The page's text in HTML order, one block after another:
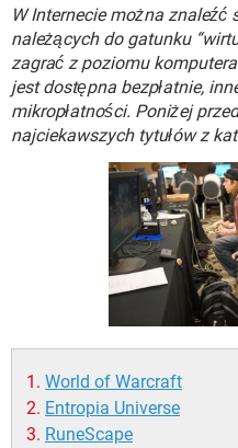
WINDOWS 10
INSTAGRAM
WINDOWS 10
GRY
SPOTIFY
INSTAGRAM
WINDOWS 10
COVID-19
GRY
SPOTIFY
INSTAGRAM
W Internecie można znaleźć
należących do gatunku
zagrać z poziomu
jest dostępna bezpłatnie,
mikropłatności. Poniżej
najciekawszych tytułów z
World of Warcraft
Entropia Universe
RuneScape